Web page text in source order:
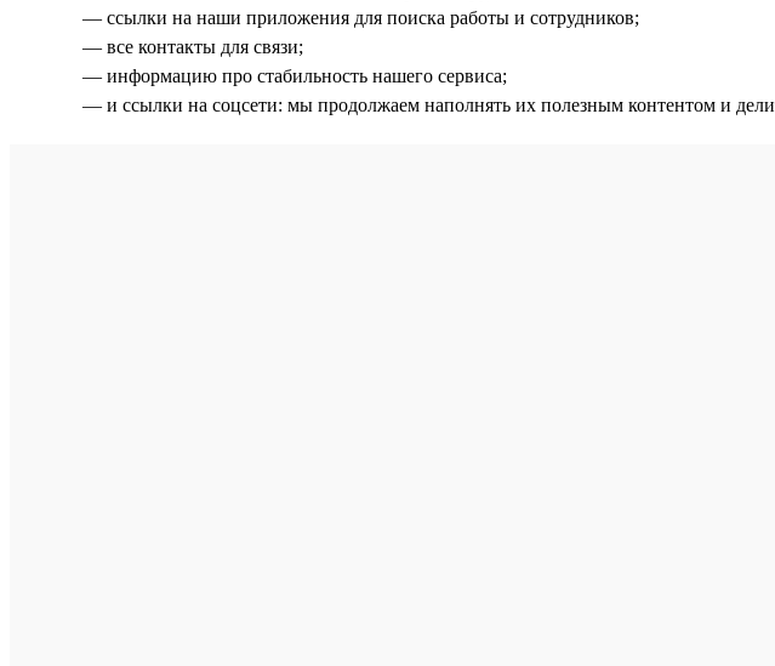
— ссылки на наши приложения для поиска работы и сотрудников;
— все контакты для связи;
— информацию про стабильность нашего сервиса;
— и ссылки на соцсети: мы продолжаем наполнять их полезным контентом и